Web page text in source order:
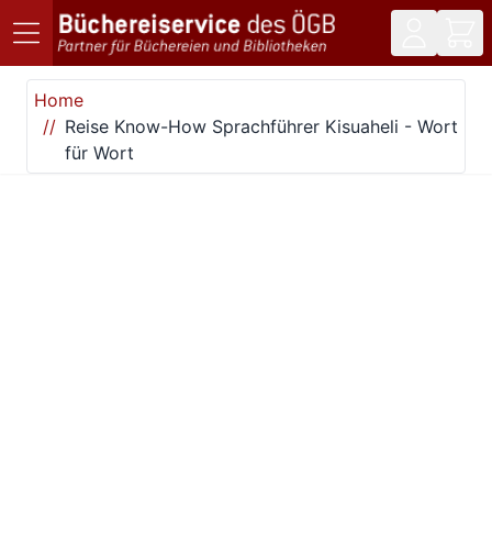
Direkt zum Inhalt
Home
Reise Know-How Sprachführer Kisuaheli - Wort
für Wort